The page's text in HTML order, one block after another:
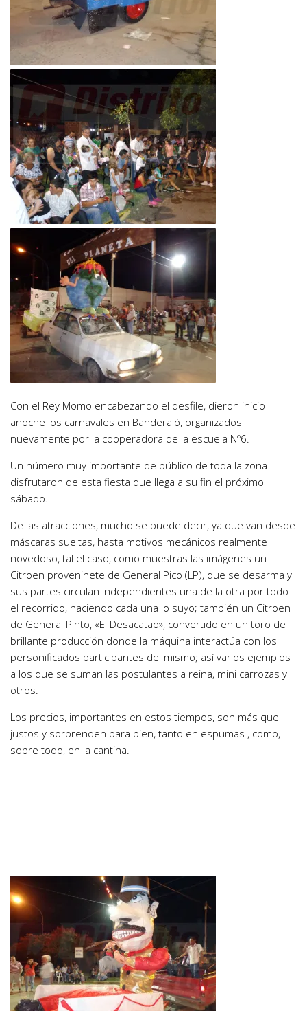
Con el Rey Momo encabezando el desfile, dieron inicio
anoche los carnavales en Banderaló, organizados
nuevamente por la cooperadora de la escuela Nº6.
Un número muy importante de público de toda la zona
disfrutaron de esta fiesta que llega a su fin el próximo
sábado.
De las atracciones, mucho se puede decir, ya que van desde
máscaras sueltas, hasta motivos mecánicos realmente
novedoso, tal el caso, como muestras las imágenes un
Citroen proveninete de General Pico (LP), que se desarma y
sus partes circulan independientes una de la otra por todo
el recorrido, haciendo cada una lo suyo; también un Citroen
de General Pinto, «El Desacatao», convertido en un toro de
brillante producción donde la máquina interactúa con los
personificados participantes del mismo; así varios ejemplos
a los que se suman las postulantes a reina, mini carrozas y
otros.
Los precios, importantes en estos tiempos, son más que
justos y sorprenden para bien, tanto en espumas , como,
sobre todo, en la cantina.